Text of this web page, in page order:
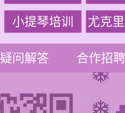
小提琴培训 尤克里
疑问解答 合作招聘